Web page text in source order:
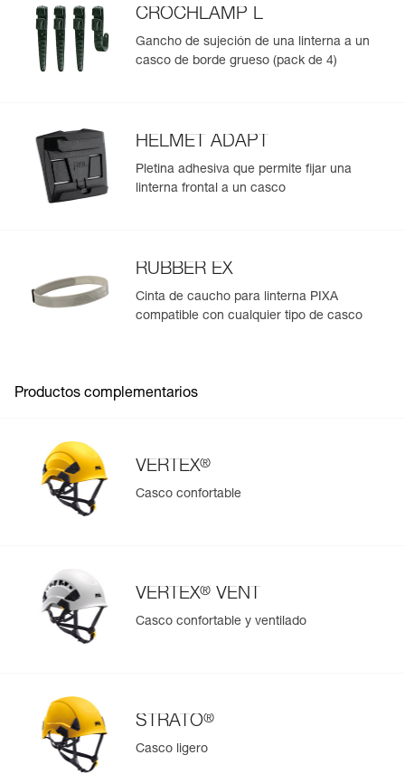
NB: la PIXA no debe ser utilizada en atmósferas
explosivas.
CROCHLAMP L
Gancho de sujeción de una linterna a un
casco de borde grueso (pack de 4)
HELMET ADAPT
Pletina adhesiva que permite fijar una
linterna frontal a un casco
RUBBER EX
Cinta de caucho para linterna PIXA
compatible con cualquier tipo de casco
Productos complementarios
VERTEX®
Casco confortable
VERTEX® VENT
Casco confortable y ventilado
STRATO®
Casco ligero